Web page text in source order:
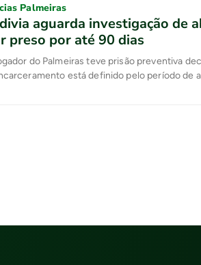
Palmeiras
aguarda investigação de
preso por até 90 dias
do Palmeiras teve prisão preventiva
está definido pelo período de